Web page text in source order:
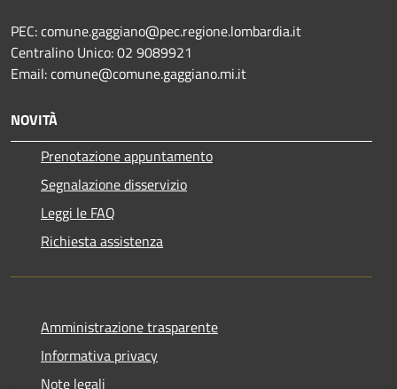
PEC: comune.gaggiano@pec.regione.lombardia.it
Centralino Unico: 02 9089921
Email: comune@comune.gaggiano.mi.it
NOVITÀ
Prenotazione appuntamento
Segnalazione disservizio
Leggi le FAQ
Richiesta assistenza
Amministrazione trasparente
Informativa privacy
Note legali